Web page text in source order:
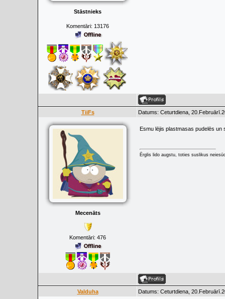
Stāstnieks
Komentāri: 13176
TiiFs Datums: Ceturtdiena,
Mecenāts
Komentāri: 476
Esmu lējis plastmasas pudelēs
Ērglis lido augstu, toties suslikus
Valduha Datums: Ceturtdiena,